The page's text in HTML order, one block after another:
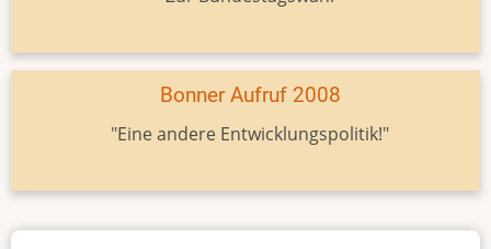
Bonner Aufruf 2008
"Eine andere Entwicklungspolitik!"